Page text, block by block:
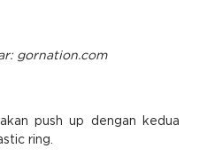
gornation.com
push up dengan kedua
ring.